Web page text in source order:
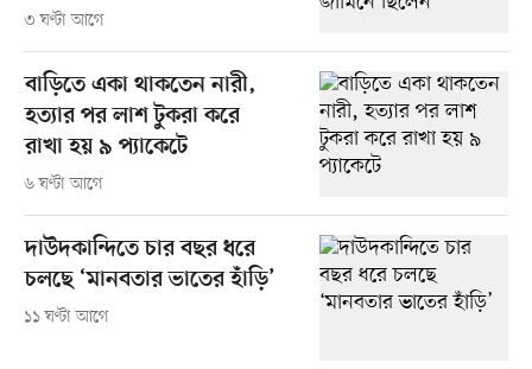
৩ ঘণ্টা আগে
বাড়িতে একা থাকতেন নারী,
হত্যার পর লাশ টুকরা করে
রাখা হয় ৯ প্যাকেটে
৬ ঘণ্টা আগে
দাউদকান্দিতে চার বছর ধরে
চলছে ‘মানবতার ভাতের হাঁড়ি’
১১ ঘণ্টা আগে